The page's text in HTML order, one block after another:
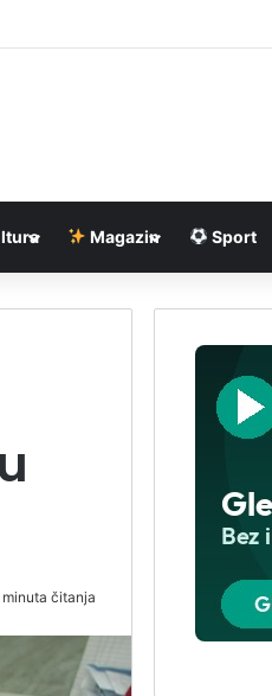
Magazin Sport
minuta čitanja